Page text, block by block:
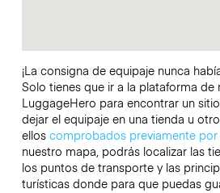
¡La consigna de equipaje nunca
Solo tienes que ir a la plataforma de
LuggageHero para encontrar un
dejar el equipaje en una tienda u
ellos comprobados previamente
nuestro mapa, podrás localizar las
los puntos de transporte y las
turísticas donde para que puedas